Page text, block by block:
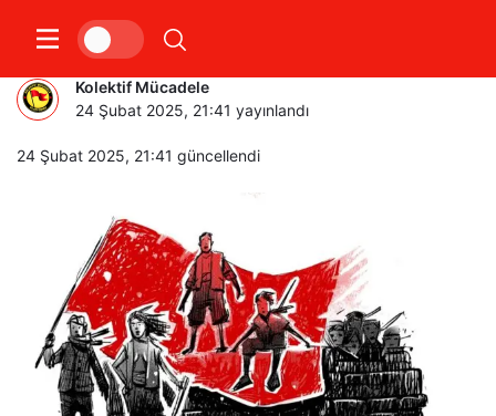
ONLAR, KILAVUZLARIMIZDIR[*]
Kolektif Mücadele
24 Şubat 2025, 21:41 yayınlandı
24 Şubat 2025, 21:41 güncellendi